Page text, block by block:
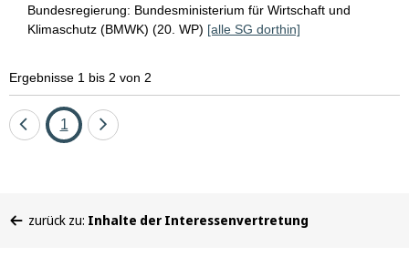
Bundesregierung: Bundesministerium für Wirtschaft und
Klimaschutz (BMWK) (20. WP) [alle SG dorthin]
Ergebnisse 1 bis 2 von 2
EineSeite
1
Eine
befinden
zurück zu: Inhalte der Interessenvertretung